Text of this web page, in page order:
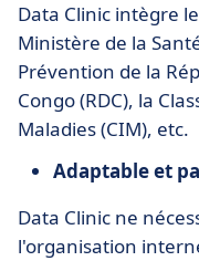
Data Clinic intègre
Ministère de la
Prévention de la
Congo (RDC), la
Maladies (CIM), etc.
Adaptable et
Data Clinic ne
l'organisation